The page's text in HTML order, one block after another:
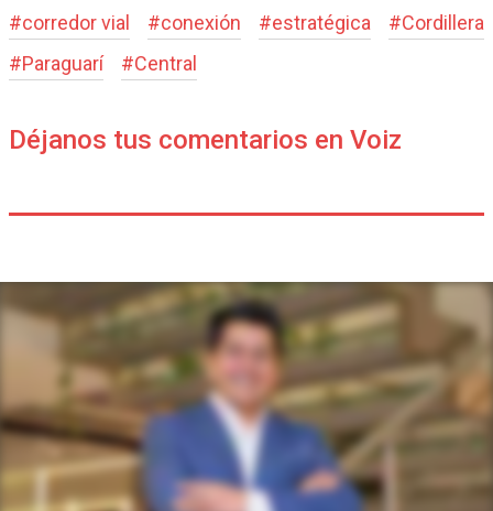
#corredor vial #conexión #estratégica #Cordillera
#Paraguarí #Central
Déjanos tus comentarios en Voiz